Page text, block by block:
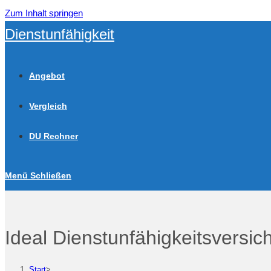
Zum Inhalt springen
Dienstunfähigkeit
Angebot
Vergleich
DU Rechner
Menü Schließen
Ideal